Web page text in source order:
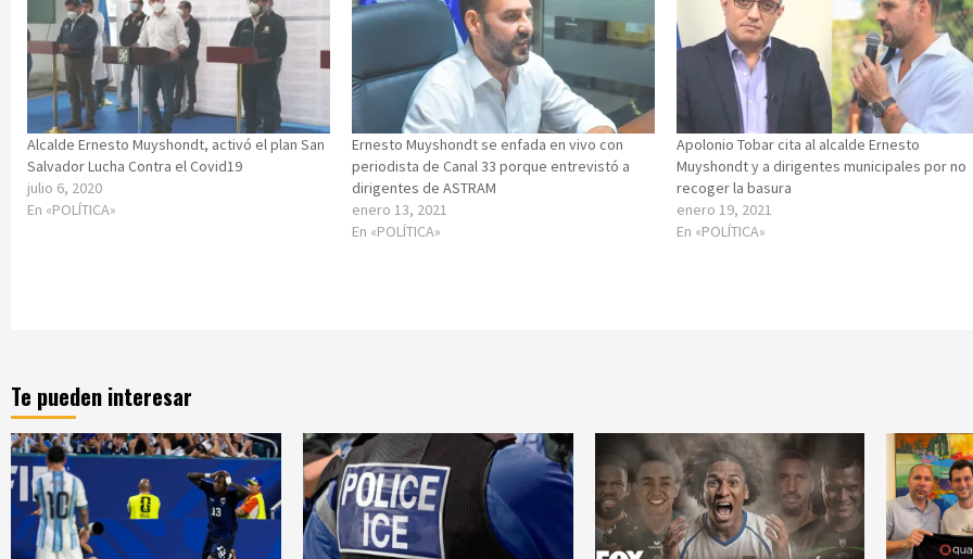
Alcalde Ernesto Muyshondt, activó el plan San
Salvador Lucha Contra el Covid19
julio 6, 2020
En «POLÍTICA»
Ernesto Muyshondt se enfada en vivo con
periodista de Canal 33 porque entrevistó a
dirigentes de ASTRAM
enero 13, 2021
En «POLÍTICA»
Apolonio Tobar cita al alcalde Ernesto
Muyshondt y a dirigentes municipales por no
recoger la basura
enero 19, 2021
En «POLÍTICA»
Te pueden interesar